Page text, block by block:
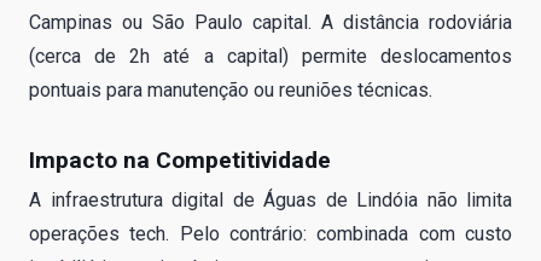
Campinas ou São Paulo capital. A distância rodoviária
(cerca de 2h até a capital) permite deslocamentos
pontuais para manutenção ou reuniões técnicas.
Impacto na Competitividade
A infraestrutura digital de Águas de Lindóia não limita
operações tech. Pelo contrário: combinada com custo